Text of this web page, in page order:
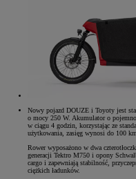
Nowy pojazd DOUZE i Toyoty jest
o mocy 250 W. Akumulator o
w ciągu 4 godzin, korzystając ze
użytkowania, zasięg wynosi do 100
Rower wyposażono w dwa
generacji Tektro M750 i opony
cargo i zapewniają stabilność,
ciężkich ładunków.